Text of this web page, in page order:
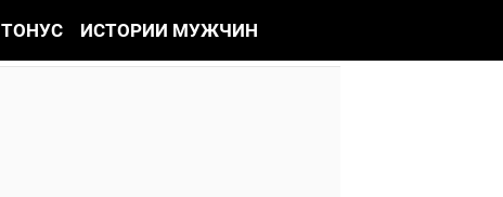
ТОНУС ИСТОРИИ МУЖЧИН